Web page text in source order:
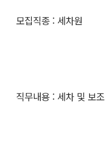
모집직종 : 세차원
직무내용 : 세차 및 보조